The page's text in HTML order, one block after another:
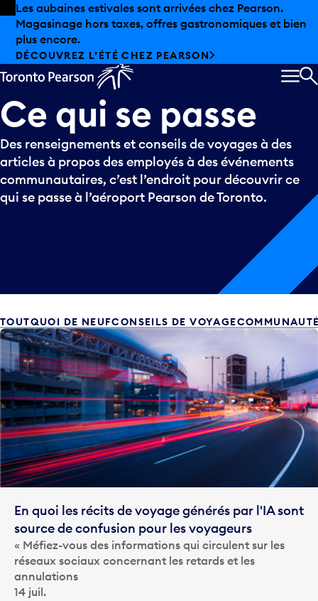
Skip to offers
Passer au contenu principal
Les aubaines estivales sont arrivées chez Pearson.
Magasinage hors taxes, offres gastronomiques et bien
plus encore.
DÉCOUVREZ L’ÉTÉ CHEZ PEARSON
Ce qui se passe
Des renseignements et conseils de voyages à des
articles à propos des employés à des événements
communautaires, c’est l’endroit pour découvrir ce
qui se passe à l’aéroport Pearson de Toronto.
TOUTQUOI DE NEUFCONSEILS DE VOYAGE
En quoi les récits de voyage générés par l'IA sont
source de confusion pour les voyageurs
« Méfiez-vous des informations qui circulent sur les
réseaux sociaux concernant les retards et les
annulations
14 juil.